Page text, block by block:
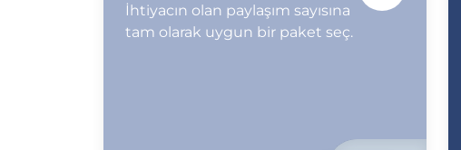
İhtiyacın olan paylaşım sayısına
tam olarak uygun bir paket seç.